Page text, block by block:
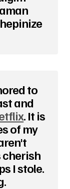
to
and
. It is
of my
cherish
I stole.